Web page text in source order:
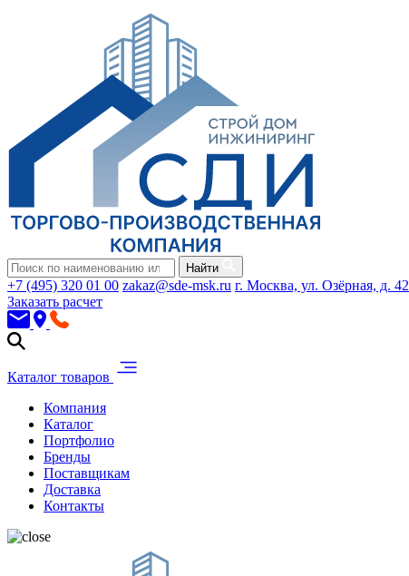
Найти
+7 (495) 320 01 00 zakaz@sde-msk.ru г. Москва, ул. Озёрная, д. 42
Заказать расчет
Каталог товаров
Компания
Каталог
Портфолио
Бренды
Поставщикам
Доставка
Контакты